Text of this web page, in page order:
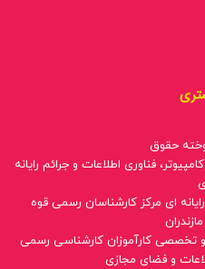
حقوق
فناوری اطلاعات و جرائم رایانه
ای مرکز کارشناسان رسمی قوه
تخصصی کارآموزان کارشناسی رسمی
و فضای مجازی